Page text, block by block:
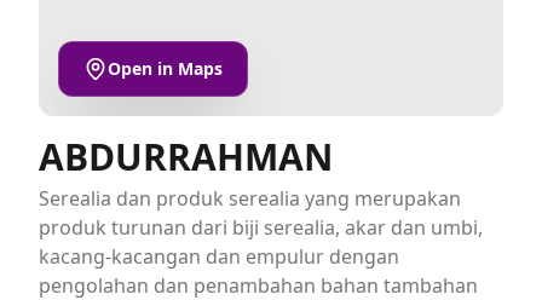
Open in Maps
ABDURRAHMAN
Serealia dan produk serealia yang merupakan
produk turunan dari biji serealia, akar dan umbi,
kacang-kacangan dan empulur dengan
pengolahan dan penambahan bahan tambahan